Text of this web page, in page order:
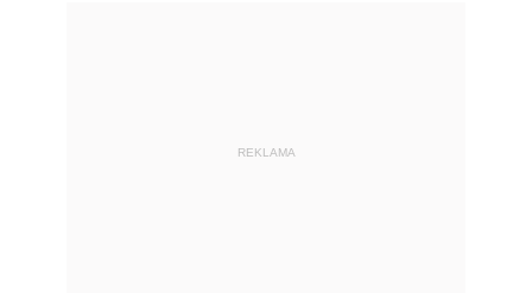
REKLAMA